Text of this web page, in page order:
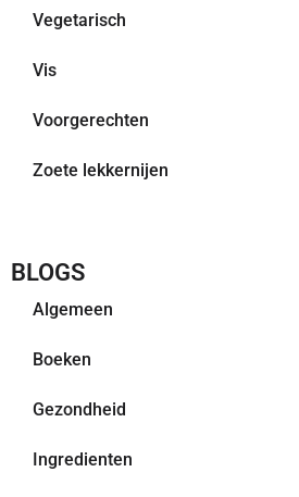
Vegetarisch
Vis
Voorgerechten
Zoete lekkernijen
BLOGS
Algemeen
Boeken
Gezondheid
Ingredienten